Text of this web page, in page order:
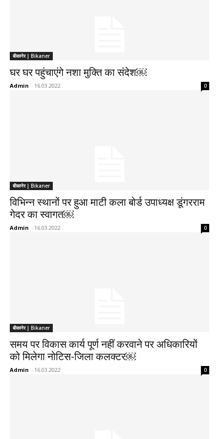
बीकानेर | Bikaner
घर घर पहुंचाएंगे नशा मुक्ति का संदेश￼
Admin - 16.03.2022 0
बीकानेर | Bikaner
विभिन्न स्थानों पर हुआ माटी कला बोर्ड उपाध्यक्ष डूंगरराम
गेदर का स्वागत￼
Admin - 16.03.2022 0
बीकानेर | Bikaner
समय पर विकास कार्य पूर्ण नहीं करवाने पर अधिकारियों
को मिलेगा नोटिस-जिला कलक्टर￼
Admin - 16.03.2022 0